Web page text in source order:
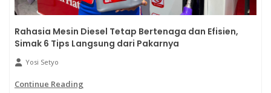
Rahasia Mesin Diesel Tetap Bertenaga dan Efisien,
Simak 6 Tips Langsung dari Pakarnya
Yosi Setyo
Continue Reading